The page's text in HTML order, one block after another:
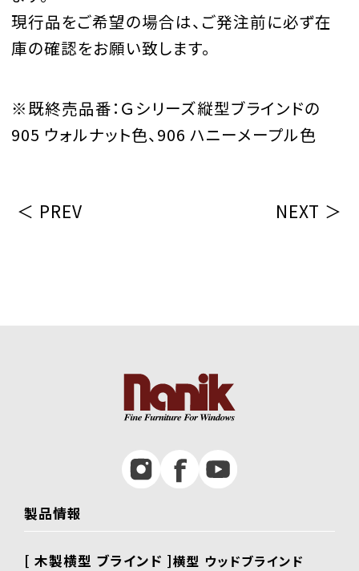
現行品をご希望の場合は、ご発注前に必ず在
庫の確認をお願い致します。
※既終売品番：Ｇシリーズ縦型ブラインドの
905 ウォルナット色、906 ハニーメープル色
＜ PREV NEXT ＞
製品情報
[ 木製横型 ブラインド ]横型 ウッドブラインド